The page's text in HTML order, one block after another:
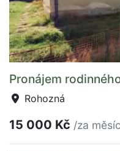
Pronájem
Rohozná
15 000 Kč /za měsíc